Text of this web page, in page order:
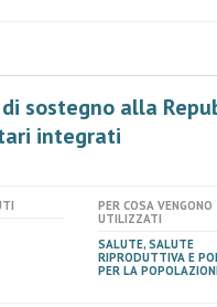
di sostegno alla
integrati
PER COSA VENGONO
UTILIZZATI
SALUTE, SALUTE
RIPRODUTTIVA E
PER LA